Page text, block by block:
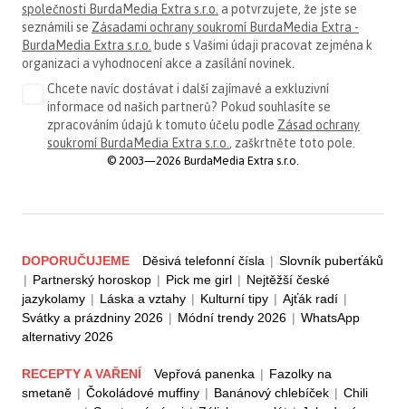
společnosti BurdaMedia Extra s.r.o. a potvrzujete, že jste se
seznámili se Zásadami ochrany soukromí BurdaMedia Extra -
BurdaMedia Extra s.r.o. bude s Vašimi údaji pracovat zejména k
organizaci a vyhodnocení akce a zasílání novinek.
Chcete navíc dostávat i další zajímavé a exkluzivní
informace od našich partnerů? Pokud souhlasíte se
zpracováním údajů k tomuto účelu podle Zásad ochrany
soukromí BurdaMedia Extra s.r.o., zaškrtněte toto pole.
© 2003—2026 BurdaMedia Extra s.r.o.
DOPORUČUJEME Děsivá telefonní čísla | Slovník puberťáků
| Partnerský horoskop | Pick me girl | Nejtěžší české
jazykolamy | Láska a vztahy | Kulturní tipy | Ajťák radí |
Svátky a prázdniny 2026 | Módní trendy 2026 | WhatsApp
alternativy 2026
RECEPTY A VAŘENÍ Vepřová panenka | Fazolky na
smetaně | Čokoládové muffiny | Banánový chlebíček | Chili